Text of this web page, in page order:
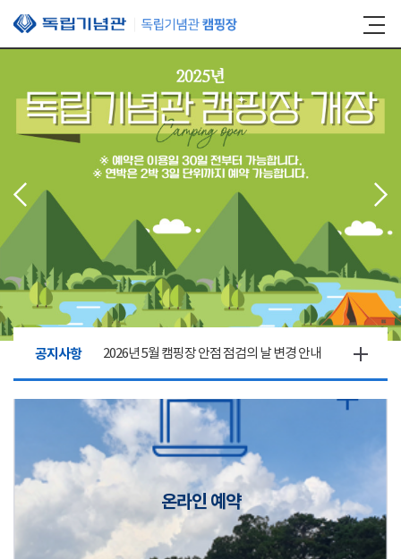
본문 바로가기
공지사항 2026년 5월 캠핑장 안점 점검의 날 변경 안내
캠핑장(9월1일~6일) 미운영 공지
2026년 5월 캠핑장 안점 점검의 날 변경 안내
온라인 예약